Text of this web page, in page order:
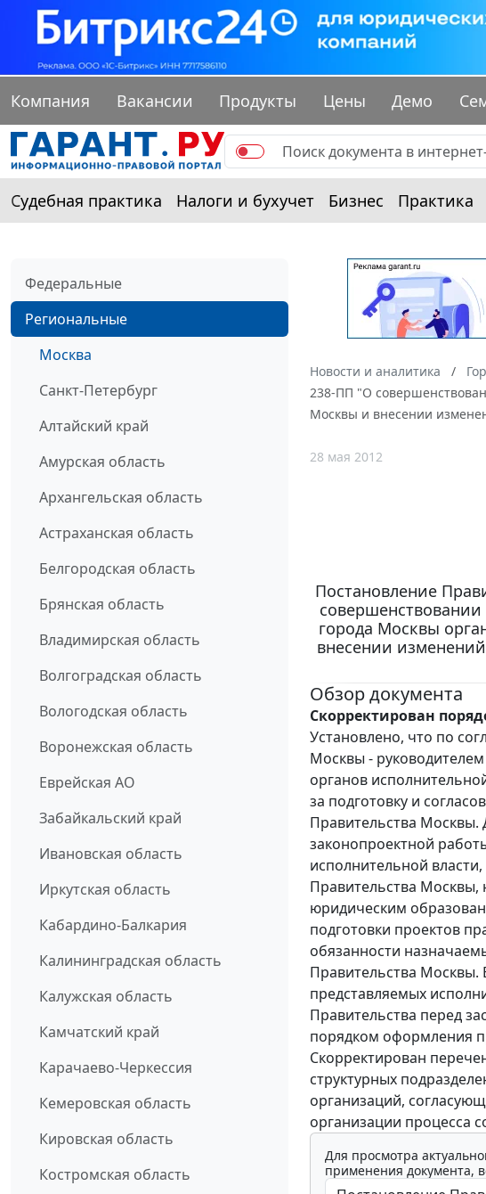
Компания Вакансии Продукты Цены Демо
Судебная практика Налоги и бухучет Бизнес Практика
Федеральные
Региональные
Москва
Санкт-Петербург
Алтайский край
Амурская область
Архангельская область
Астраханская область
Белгородская область
Брянская область
Владимирская область
Волгоградская область
Вологодская область
Воронежская область
Еврейская АО
Забайкальский край
Ивановская область
Иркутская область
Кабардино-Балкария
Калининградская область
Калужская область
Камчатский край
Карачаево-Черкессия
Кемеровская область
Кировская область
Костромская область
Новости и аналитика
238-ПП "О
Москвы и внесении
28 мая 2012
Постановление
города Москвы
внесении
Обзор документа
Скорректирован
Установлено, что по
Москвы -
органов
за подготовку и
Правительства Москвы.
законопроектной
исполнительной
Правительства Москвы,
юридическим
подготовки проектов
обязанности
Правительства Москвы.
представляемых
Правительства перед
порядком оформления
Скорректирован
структурных
организаций,
организации процесса
Для просмотра
применения документа,